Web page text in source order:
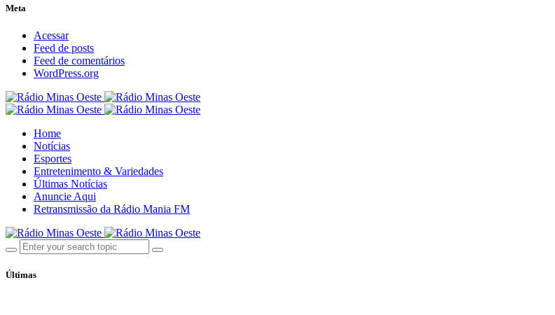
Meta
Acessar
Feed de posts
Feed de comentários
WordPress.org
Home
Notícias
Esportes
Entretenimento & Variedades
Últimas Notícias
Anuncie Aqui
Retransmissão da Rádio Mania FM
Últimas